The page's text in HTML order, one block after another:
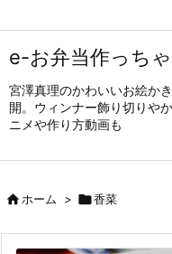
e-お弁当作っち
宮澤真理のかわいいお絵か
開。ウィンナー飾り切りや
ニメや作り方動画も
ホーム > 香菜